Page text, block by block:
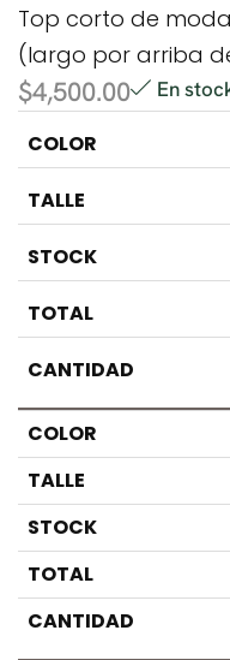
Top corto de
(largo por arriba
$4,500.00 En